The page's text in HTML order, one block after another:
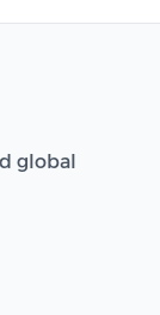
global